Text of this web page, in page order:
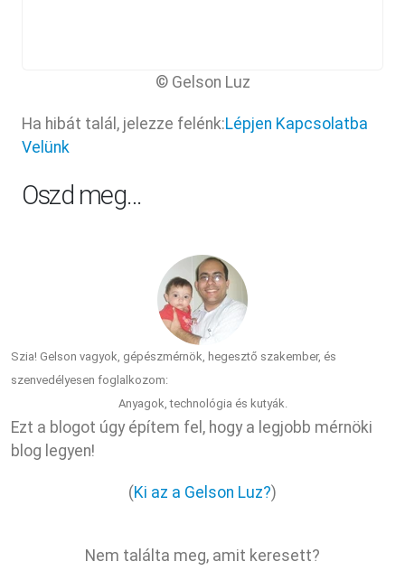
© Gelson Luz
Ha hibát talál, jelezze felénk:Lépjen Kapcsolatba
Velünk
Oszd meg…
Szia! Gelson vagyok, gépészmérnök, hegesztő szakember, és
szenvedélyesen foglalkozom:
Anyagok, technológia és kutyák.
Ezt a blogot úgy építem fel, hogy a legjobb mérnöki
blog legyen!
(Ki az a Gelson Luz?)
Nem találta meg, amit keresett?